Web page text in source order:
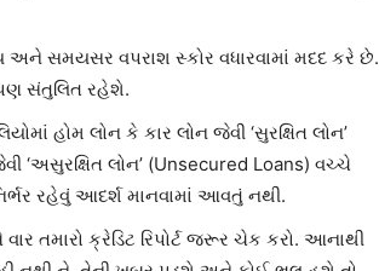
અને સમયસર વપરાશ સ્કોર વધારવામાં મદદ કરે છે.
સંતુલિત રહેશે.
હોમ લોન કે કાર લોન જેવી ‘સુરક્ષિત લોન’
‘અસુરક્ષિત લોન’ (Unsecured Loans) વચ્ચે
રહેવું આદર્શ માનવામાં આવતું નથી.
તમારો ક્રેડિટ રિપોર્ટ જરૂર ચેક કરો. આનાથી